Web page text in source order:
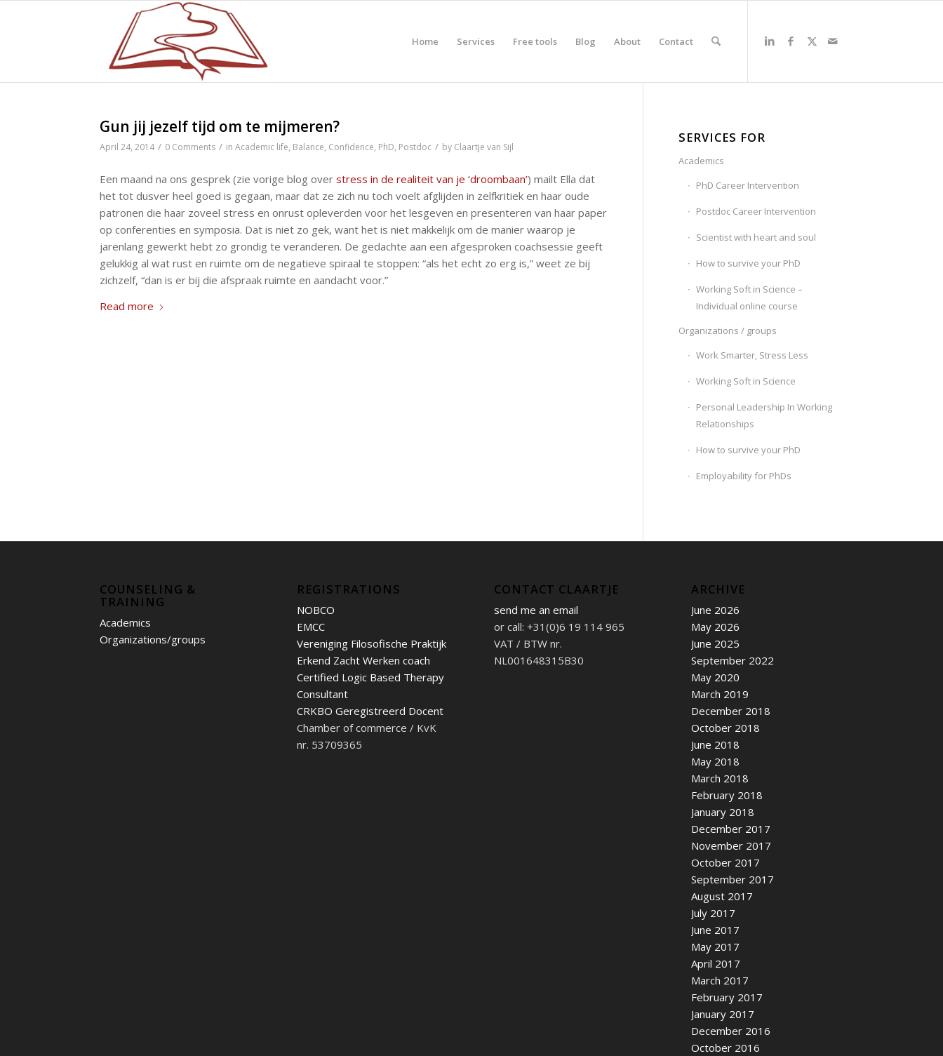
Home Services Free tools Blog About Contact
Gun jij jezelf tijd om te mijmeren?
April 24, 2014 / 0 Comments / in Academic life, Balance, Confidence, PhD, Postdoc / by Claartje van Sijl
Een maand na ons gesprek (zie vorige blog over stress in de realiteit van je ‘droombaan’) mailt Ella dat
het tot dusver heel goed is gegaan, maar dat ze zich nu toch voelt afglijden in zelfkritiek en haar oude
patronen die haar zoveel stress en onrust opleverden voor het lesgeven en presenteren van haar paper
op conferenties en symposia. Dat is niet zo gek, want het is niet makkelijk om de manier waarop je
jarenlang gewerkt hebt zo grondig te veranderen. De gedachte aan een afgesproken coachsessie geeft
gelukkig al wat rust en ruimte om de negatieve spiraal te stoppen: “als het echt zo erg is,” weet ze bij
zichzelf, “dan is er bij die afspraak ruimte en aandacht voor.”
Read more
SERVICES FOR
Academics
PhD Career Intervention
Postdoc Career Intervention
Scientist with heart and soul
How to survive your PhD
Working Soft in Science –
Individual online course
Organizations / groups
Work Smarter, Stress Less
Working Soft in Science
Personal Leadership In Working
Relationships
How to survive your PhD
Employability for PhDs
COUNSELING &
TRAINING
Academics
Organizations/groups
REGISTRATIONS
NOBCO
EMCC
Vereniging Filosofische Praktijk
Erkend Zacht Werken coach
Certified Logic Based Therapy
Consultant
CRKBO Geregistreerd Docent
Chamber of commerce / KvK
nr. 53709365
CONTACT CLAARTJE
send me an email
or call: +31(0)6 19 114 965
VAT / BTW nr.
NL001648315B30
ARCHIVE
June 2026
May 2026
June 2025
September 2022
May 2020
March 2019
December 2018
October 2018
June 2018
May 2018
March 2018
February 2018
January 2018
December 2017
November 2017
October 2017
September 2017
August 2017
July 2017
June 2017
May 2017
April 2017
March 2017
February 2017
January 2017
December 2016
October 2016